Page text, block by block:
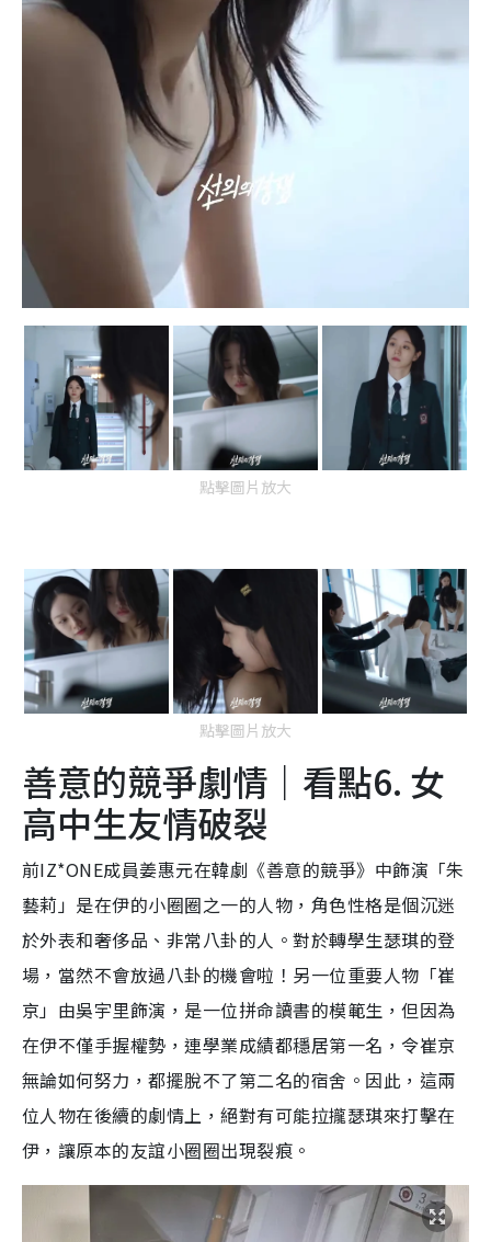
點擊圖片放大
點擊圖片放大
善意的競爭劇情｜看點6. 女
高中生友情破裂
前IZ*ONE成員姜惠元在韓劇《善意的競爭》中飾演「朱
藝莉」是在伊的小圈圈之一的人物，角色性格是個沉迷
於外表和奢侈品、非常八卦的人。對於轉學生瑟琪的登
場，當然不會放過八卦的機會啦！另一位重要人物「崔
京」由吳宇里飾演，是一位拼命讀書的模範生，但因為
在伊不僅手握權勢，連學業成績都穩居第一名，令崔京
無論如何努力，都擺脫不了第二名的宿舍。因此，這兩
位人物在後續的劇情上，絕對有可能拉攏瑟琪來打擊在
伊，讓原本的友誼小圈圈出現裂痕。